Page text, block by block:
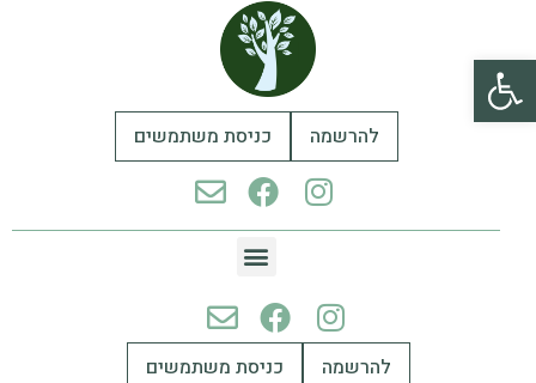
פתח סרגל נגישות
להרשמה כניסת משתמשים
להרשמה כניסת משתמשים